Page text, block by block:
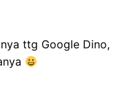
ttg Google Dino,